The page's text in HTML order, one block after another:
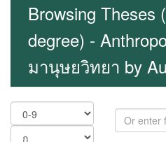
Browsing Theses
degree) -
มานุษยวิทยา by